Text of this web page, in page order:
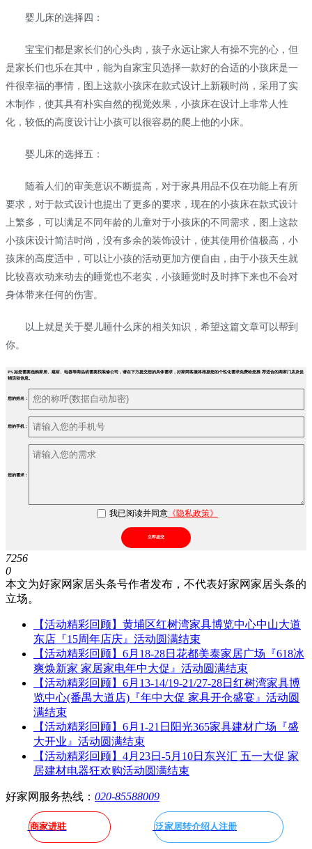
婴儿床的选择四：
宝宝们都是家长们的心头肉，孩子永远让家人有操不完的心，但
是家长们也乐在其中，能为自家宝贝选择一款好的合适的小孩床是一
件很幸福的事情，图上这款小孩床在款式设计上新颖时尚，采用了实
木制作，使其具有朴实自然的视觉效果，小孩床在设计上非常人性
化，较低的高度设计让小孩可以很容易的爬上他的小床。
婴儿床的选择五：
随着人们的审美意识不断提高，对于家具用品不仅在功能上有所
要求，对于款式设计也提出了更多的要求，现在的小孩床在款式设计
上繁多，可以满足不同年龄的儿童对于小孩床的不同需求，图上这款
小孩床设计简洁时尚，没有多余的装饰设计，使其使用价值极高，小
孩床的高度适中，可以让小孩的活动更加方便自由，由于小孩天生就
比较喜欢动来动去的睡觉也不老实，小孩睡觉时及时摔下来也不会对
身体带来任何的伤害。
以上就是关于婴儿睡什么床的相关知识，希望这篇文章可以帮到
你。
PS.如您需要选购家居、建材、电器等商品或需要找装修公司，请在下方提交您的具体需求，好家网客服将根据您的个性化需求免费给您推 荐适合的商家门店及促
销活动信息。
您的姓名：
您的手机：
您的需求：
我已阅读并同意《隐私政策》
立即提交
7256
0
本文为好家网家居头条号作者发布，不代表好家网家居头条的
立场。
【活动精彩回顾】黄埔区红树湾家具博览中心中山大道
东店『15周年店庆』活动圆满结束
【活动精彩回顾】6月18-28日花都美泰家居广场『618冰
爽焕新家 家居家电年中大促』活动圆满结束
【活动精彩回顾】6月13-14/19-21/27-28日红树湾家具博
览中心(番禺大道店)『年中大促 家具开仓盛宴』活动圆
满结束
【活动精彩回顾】6月1-21日阳光365家具建材广场『盛
大开业』活动圆满结束
【活动精彩回顾】4月23日-5月10日东兴汇 五一大促 家
居建材电器狂欢购活动圆满结束
好家网服务热线： 020-85588009
商家进驻 泛家居转介绍人注册